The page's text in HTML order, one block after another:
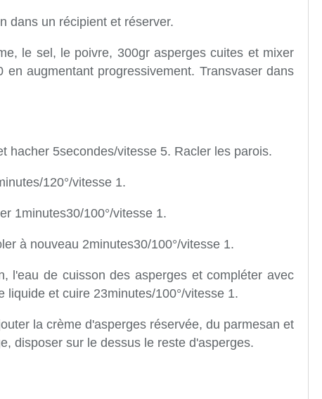
dans un récipient et réserver.
le sel, le poivre, 300gr asperges cuites et mixer
en augmentant progressivement. Transvaser dans
hacher 5secondes/vitesse 5. Racler les parois.
120°/vitesse 1.
1minutes30/100°/vitesse 1.
à nouveau 2minutes30/100°/vitesse 1.
l'eau de cuisson des asperges et compléter avec
liquide et cuire 23minutes/100°/vitesse 1.
la crème d'asperges réservée, du parmesan et
disposer sur le dessus le reste d'asperges.